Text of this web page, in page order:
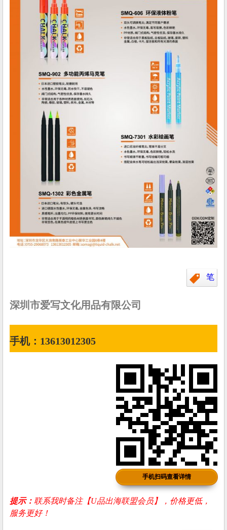
笔
深圳市爱写文化用品有限公司
手机：13613012305
手机扫码查看详情
提示：联系我时备注【U品出海联盟会员】，价格更低，
服务更好！